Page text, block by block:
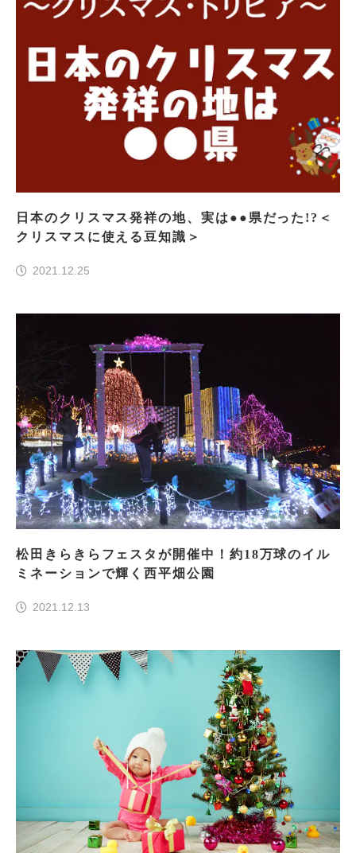
日本のクリスマス発祥の地、実は●●県だった!?＜
クリスマスに使える豆知識＞
2021.12.25
松田きらきらフェスタが開催中！約18万球のイル
ミネーションで輝く西平畑公園
2021.12.13